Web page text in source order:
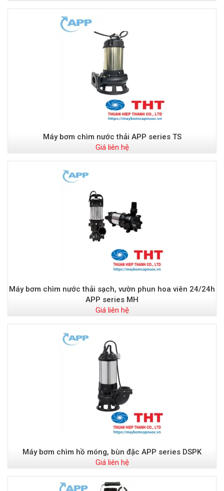
Máy bơm chìm nước thải APP series TS
Giá liên hệ
Máy bơm chìm nước thải sạch, vườn phun hoa viên 24/24h
APP series MH
Giá liên hệ
Máy bơm chìm hồ móng, bùn đặc APP series DSPK
Giá liên hệ